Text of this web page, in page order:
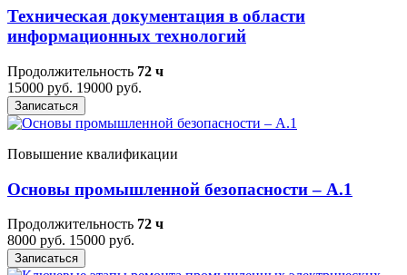
Техническая документация в области
информационных технологий
Продолжительность 72 ч
15000 руб. 19000 руб.
Записаться
Повышение квалификации
Основы промышленной безопасности – A.1
Продолжительность 72 ч
8000 руб. 15000 руб.
Записаться